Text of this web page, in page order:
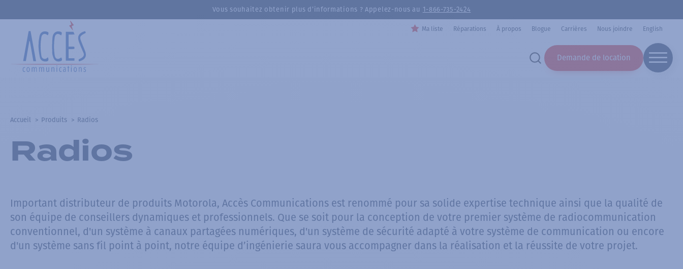
Vous souhaitez obtenir plus d’informations ? Appelez-nous au 1-866-735-2424
Ma liste Réparations À propos Blogue Carrières Nous joindre English
Demande de location
Accueil Produits Radios
Radios
Important distributeur de produits Motorola, Accès Communications est renommé pour sa solide expertise technique ainsi que la qualité de
son équipe de conseillers dynamiques et professionnels. Que se soit pour la conception de votre premier système de radiocommunication
conventionnel, d'un système à canaux partagées numériques, d'un système de sécurité adapté à votre système de communication ou encore
d'un système sans fil point à point, notre équipe d’ingénierie saura vous accompagner dans la réalisation et la réussite de votre projet.